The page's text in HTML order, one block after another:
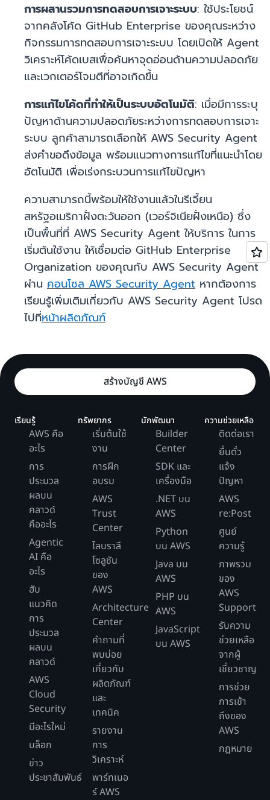
การผสานรวมการทดสอบการเจาะระบบ: ใช้ประโยชน์
จากคลังโค้ด GitHub Enterprise ของคุณระหว่าง
กิจกรรมการทดสอบการเจาะระบบ โดยเปิดให้ Agent
วิเคราะห์โค้ดเบสเพื่อค้นหาจุดอ่อนด้านความปลอดภัย
และเวกเตอร์โจมตีที่อาจเกิดขึ้น
การแก้ไขโค้ดที่ทำให้เป็นระบบอัตโนมัติ: เมื่อมีการระบุ
ปัญหาด้านความปลอดภัยระหว่างการทดสอบการเจาะ
ระบบ ลูกค้าสามารถเลือกให้ AWS Security Agent
ส่งคำขอดึงข้อมูล พร้อมแนวทางการแก้ไขที่แนะนำโดย
อัตโนมัติ เพื่อเร่งกระบวนการแก้ไขปัญหา
ความสามารถนี้พร้อมให้ใช้งานแล้วในรีเจี้ยน
สหรัฐอเมริกาฝั่งตะวันออก (เวอร์จิเนียฝั่งเหนือ) ซึ่ง
เป็นพื้นที่ที่ AWS Security Agent ให้บริการ ในการ
เริ่มต้นใช้งาน ให้เชื่อมต่อ GitHub Enterprise
Organization ของคุณกับ AWS Security Agent
ผ่าน คอนโซล AWS Security Agent หากต้องการ
เรียนรู้เพิ่มเติมเกี่ยวกับ AWS Security Agent โปรด
ไปที่หน้าผลิตภัณฑ์
สร้างบัญชี AWS
เรียนรู้
AWS คือ
อะไร
การ
ประมวล
ผลบน
คลาวด์
คืออะไร
Agentic
AI คือ
อะไร
ฮับ
แนวคิด
การ
ประมวล
ผลบน
คลาวด์
AWS
Cloud
Security
มีอะไรใหม่
บล็อก
ข่าว
ประชาสัมพันธ์
ทรัพยากร
เริ่มต้นใช้
งาน
การฝึก
อบรม
AWS
Trust
Center
ไลบราลี
โซลูชัน
ของ
AWS
Architecture
Center
คำถามที่
พบบ่อย
เกี่ยวกับ
ผลิตภัณฑ์
และ
เทคนิค
รายงาน
การ
วิเคราะห์
พาร์ทเนอ
ร์ AWS
นักพัฒนา
Builder
Center
SDK และ
เครื่องมือ
.NET บน
AWS
Python
บน AWS
Java บน
AWS
PHP บน
AWS
JavaScript
บน AWS
ความช่วยเหลือ
ติดต่อเรา
ยื่นตั๋ว
แจ้ง
ปัญหา
AWS
re:Post
ศูนย์
ความรู้
ภาพรวม
ของ
AWS
Support
รับความ
ช่วยเหลือ
จากผู้
เชี่ยวชาญ
การช่วย
การเข้า
ถึงของ
AWS
กฎหมาย